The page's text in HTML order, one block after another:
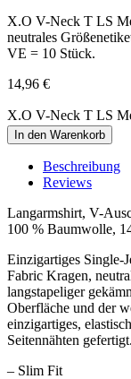
X.O V-Neck T LS
neutrales
VE = 10 Stück.
14,96 €
X.O V-Neck T LS
In den Warenkorb
Beschreibung
Reviews
Langarmshirt, V-
100 % Baumwolle,
Einzigartiges Single-
Fabric Kragen,
langstapeliger
Oberfläche und der
einzigartiges,
Seitennähten gefertigt.
– Slim Fit